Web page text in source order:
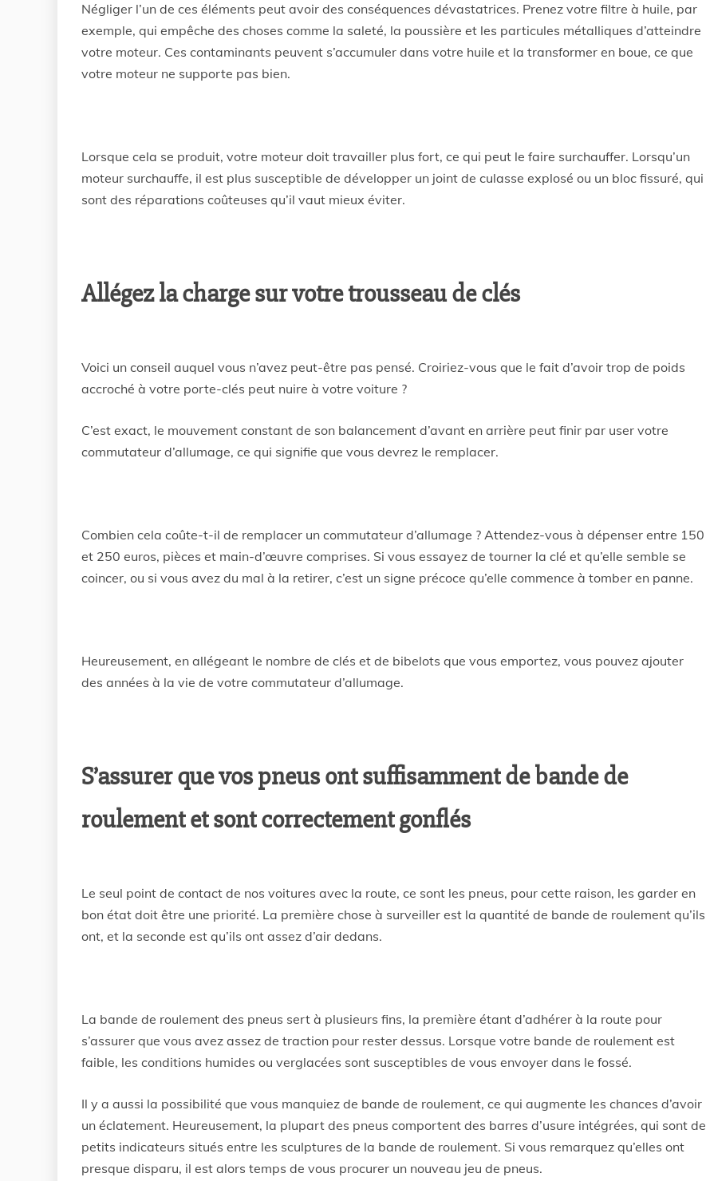
Négliger l’un de ces éléments peut avoir des conséquences dévastatrices. Prenez votre filtre à huile, par
exemple, qui empêche des choses comme la saleté, la poussière et les particules métalliques d’atteindre
votre moteur. Ces contaminants peuvent s’accumuler dans votre huile et la transformer en boue, ce que
votre moteur ne supporte pas bien.
Lorsque cela se produit, votre moteur doit travailler plus fort, ce qui peut le faire surchauffer. Lorsqu’un
moteur surchauffe, il est plus susceptible de développer un joint de culasse explosé ou un bloc fissuré, qui
sont des réparations coûteuses qu’il vaut mieux éviter.
Allégez la charge sur votre trousseau de clés
Voici un conseil auquel vous n’avez peut-être pas pensé. Croiriez-vous que le fait d’avoir trop de poids
accroché à votre porte-clés peut nuire à votre voiture ?
C’est exact, le mouvement constant de son balancement d’avant en arrière peut finir par user votre
commutateur d’allumage, ce qui signifie que vous devrez le remplacer.
Combien cela coûte-t-il de remplacer un commutateur d’allumage ? Attendez-vous à dépenser entre 150
et 250 euros, pièces et main-d’œuvre comprises. Si vous essayez de tourner la clé et qu’elle semble se
coincer, ou si vous avez du mal à la retirer, c’est un signe précoce qu’elle commence à tomber en panne.
Heureusement, en allégeant le nombre de clés et de bibelots que vous emportez, vous pouvez ajouter
des années à la vie de votre commutateur d’allumage.
S’assurer que vos pneus ont suffisamment de bande de
roulement et sont correctement gonflés
Le seul point de contact de nos voitures avec la route, ce sont les pneus, pour cette raison, les garder en
bon état doit être une priorité. La première chose à surveiller est la quantité de bande de roulement qu’ils
ont, et la seconde est qu’ils ont assez d’air dedans.
La bande de roulement des pneus sert à plusieurs fins, la première étant d’adhérer à la route pour
s’assurer que vous avez assez de traction pour rester dessus. Lorsque votre bande de roulement est
faible, les conditions humides ou verglacées sont susceptibles de vous envoyer dans le fossé.
Il y a aussi la possibilité que vous manquiez de bande de roulement, ce qui augmente les chances d’avoir
un éclatement. Heureusement, la plupart des pneus comportent des barres d’usure intégrées, qui sont de
petits indicateurs situés entre les sculptures de la bande de roulement. Si vous remarquez qu’elles ont
presque disparu, il est alors temps de vous procurer un nouveau jeu de pneus.